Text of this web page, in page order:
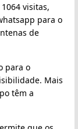
visitas,
para o
de
para o
Mais
têm a